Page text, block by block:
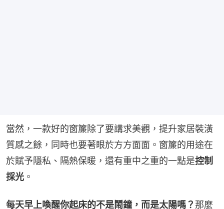
當然，一款好的窗簾除了要講求美觀，提升家居裝潢
質感之餘，同時也要著眼於方方面面。窗簾的用途在
於賦予隱私、隔熱保暖，還有重中之重的一點是控制
採光 。
每天早上喚醒你起床的不是鬧鐘，而是太陽嗎？ 那麼